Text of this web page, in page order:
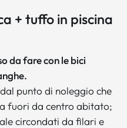
+ tuffo in piscina
da fare con le bici
punto di noleggio che
fuori da centro abitato;
circondati da filari e